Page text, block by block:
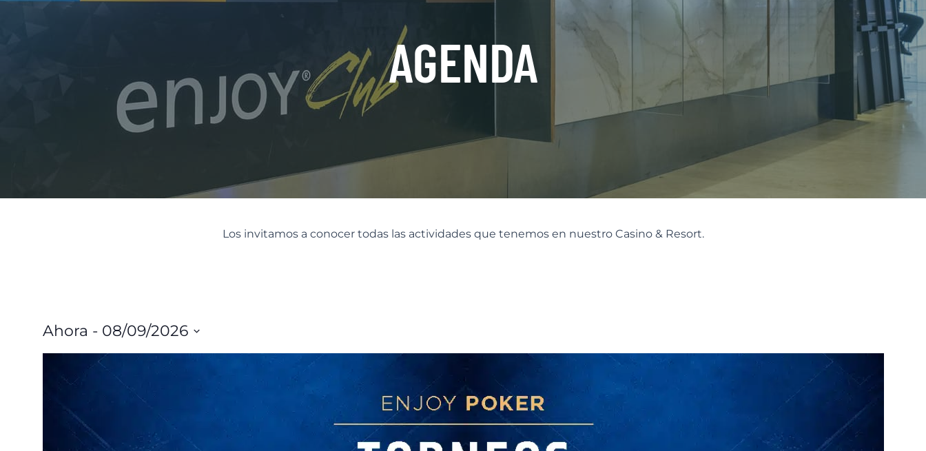
AGENDA
Los invitamos a conocer todas las actividades que tenemos en nuestro Casino & Resort.
Ahora - 08/09/2026
EVENTS